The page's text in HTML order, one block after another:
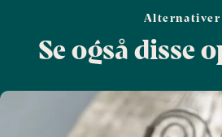
Alternativer
Se også disse